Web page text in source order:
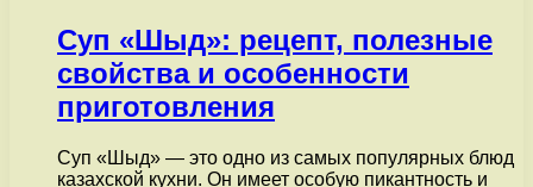
Суп «Шыд»: рецепт, полезные
свойства и особенности
приготовления
Суп «Шыд» — это одно из самых популярных блюд
казахской кухни. Он имеет особую пикантность и